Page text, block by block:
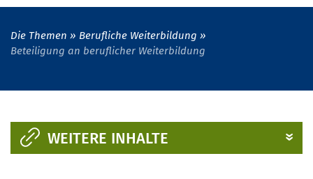
Die Themen
Berufliche Weiterbildung
Beteiligung an beruflicher Weiterbildung
WEITERE INHALTE